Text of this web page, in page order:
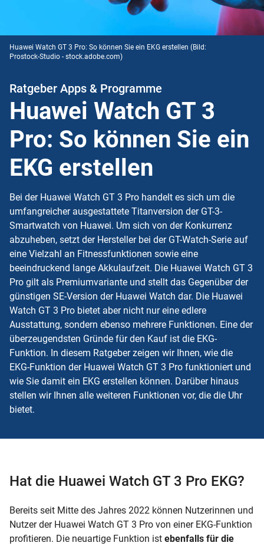
Huawei Watch GT 3 Pro: So können Sie ein EKG erstellen (Bild:
Prostock-Studio - stock.adobe.com)
Ratgeber Apps & Programme
Huawei Watch GT 3
Pro: So können Sie ein
EKG erstellen
Bei der Huawei Watch GT 3 Pro handelt es sich um die
umfangreicher ausgestattete Titanversion der GT-3-
Smartwatch von Huawei. Um sich von der Konkurrenz
abzuheben, setzt der Hersteller bei der GT-Watch-Serie auf
eine Vielzahl an Fitnessfunktionen sowie eine
beeindruckend lange Akkulaufzeit. Die Huawei Watch GT 3
Pro gilt als Premiumvariante und stellt das Gegenüber der
günstigen SE-Version der Huawei Watch dar. Die Huawei
Watch GT 3 Pro bietet aber nicht nur eine edlere
Ausstattung, sondern ebenso mehrere Funktionen. Eine der
überzeugendsten Gründe für den Kauf ist die EKG-
Funktion. In diesem Ratgeber zeigen wir Ihnen, wie die
EKG-Funktion der Huawei Watch GT 3 Pro funktioniert und
wie Sie damit ein EKG erstellen können. Darüber hinaus
stellen wir Ihnen alle weiteren Funktionen vor, die die Uhr
bietet.
Hat die Huawei Watch GT 3 Pro EKG?
Bereits seit Mitte des Jahres 2022 können Nutzerinnen und
Nutzer der Huawei Watch GT 3 Pro von einer EKG-Funktion
profitieren. Die neuartige Funktion ist ebenfalls für die